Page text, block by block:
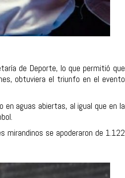
de Deporte, lo que permitió que
obtuviera el triunfo en el evento
aguas abiertas, al igual que en la
mirandinos se apoderaron de 1.122